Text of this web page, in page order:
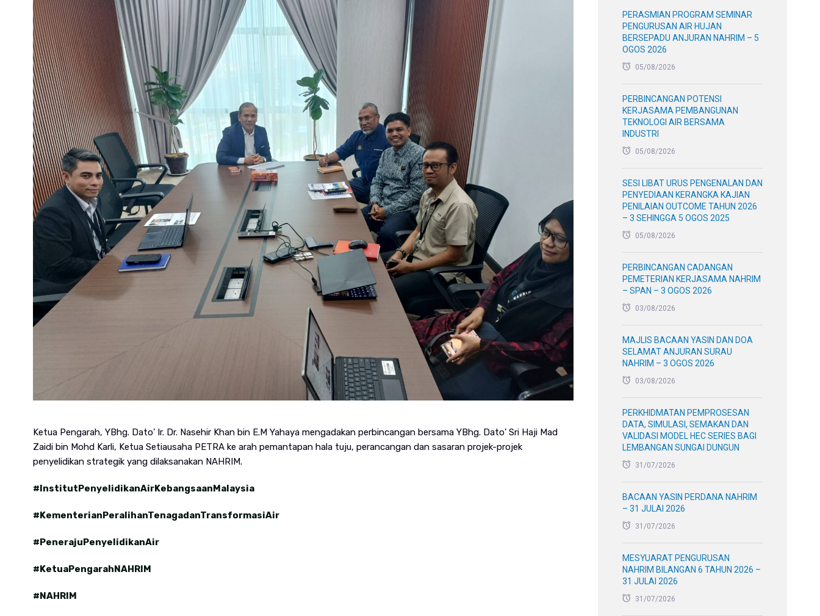
Ketua Pengarah, YBhg. Dato’ Ir. Dr. Nasehir Khan bin E.M Yahaya mengadakan perbincangan bersama YBhg. Dato’ Sri Haji Mad
Zaidi bin Mohd Karli, Ketua Setiausaha PETRA ke arah pemantapan hala tuju, perancangan dan sasaran projek-projek
penyelidikan strategik yang dilaksanakan NAHRIM.
#InstitutPenyelidikanAirKebangsaanMalaysia
#KementerianPeralihanTenagadanTransformasiAir
#PenerajuPenyelidikanAir
#KetuaPengarahNAHRIM
#NAHRIM
PERASMIAN PROGRAM SEMINAR
PENGURUSAN AIR HUJAN
BERSEPADU ANJURAN NAHRIM – 5
OGOS 2026
05/08/2026
PERBINCANGAN POTENSI
KERJASAMA PEMBANGUNAN
TEKNOLOGI AIR BERSAMA
INDUSTRI
05/08/2026
SESI LIBAT URUS PENGENALAN DAN
PENYEDIAAN KERANGKA KAJIAN
PENILAIAN OUTCOME TAHUN 2026
– 3 SEHINGGA 5 OGOS 2025
05/08/2026
PERBINCANGAN CADANGAN
PEMETERIAN KERJASAMA NAHRIM
– SPAN – 3 OGOS 2026
03/08/2026
MAJLIS BACAAN YASIN DAN DOA
SELAMAT ANJURAN SURAU
NAHRIM – 3 OGOS 2026
03/08/2026
PERKHIDMATAN PEMPROSESAN
DATA, SIMULASI, SEMAKAN DAN
VALIDASI MODEL HEC SERIES BAGI
LEMBANGAN SUNGAI DUNGUN
31/07/2026
BACAAN YASIN PERDANA NAHRIM
– 31 JULAI 2026
31/07/2026
MESYUARAT PENGURUSAN
NAHRIM BILANGAN 6 TAHUN 2026 –
31 JULAI 2026
31/07/2026